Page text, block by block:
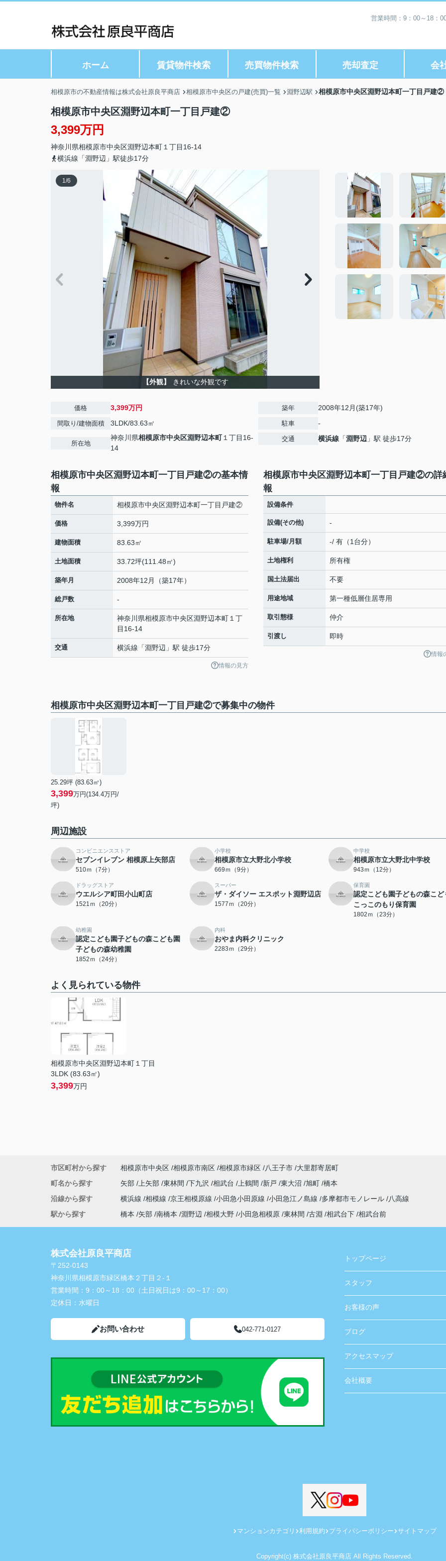
営業時間：9：00～18：
ホーム 賃貸物件検索 売買物件検索 売却査定 会
相模原市の不動産情報は株式会社原良平商店 相模原市中央区の戸建(売買)一覧 淵野辺駅 相模原市中央区淵野辺本町一丁目戸建②
相模原市中央区淵野辺本町一丁目戸建②
3,399万円
神奈川県相模原市中央区淵野辺本町 １丁目16-14
横浜線「淵野辺」駅徒歩17分
1/6
【外観】 きれいな外観です
価格 3,399万円
間取り/建物面積 3LDK/83.63㎡
所在地
神奈川県相模原市中央区淵野辺本町１丁目16-
14
築年 2008年12月(築17年)
駐車 -
交通 横浜線 「淵野辺 」駅 徒歩17分
相模原市中央区淵野辺本町一丁目戸建②の基本情
報
物件名 相模原市中央区淵野辺本町一丁目戸建②
価格 3,399万円
建物面積 83.63㎡
土地面積 33.72坪(111.48㎡)
築年月 2008年12月（築17年）
総戸数 -
所在地 神奈川県相模原市中央区淵野辺本町 １丁
目16-14
交通 横浜線 「淵野辺 」駅 徒歩17分
情報の見方
相模原市中央区淵野辺本町一丁目戸建②の詳
報
設備条件
設備(その他) -
駐車場/月額 -/ 有（1台分）
土地権利 所有権
国土法届出 不要
用途地域 第一種低層住居専用
取引態様 仲介
引渡し 即時
情報
相模原市中央区淵野辺本町一丁目戸建②で募集中の物件
25.29坪 (83.63㎡)
3,399万円(134.4万円/
坪)
周辺施設
コンビニエンスストア
セブンイレブン 相模原上矢部店
510ｍ（7分）
小学校
相模原市立大野北小学校
669ｍ（9分）
中学校
相模原市立大野北中学校
943ｍ（12分）
ドラッグストア
ウエルシア町田小山町店
1521ｍ（20分）
スーパー
ザ・ダイソー エスポット淵野辺店
1577ｍ（20分）
保育園
認定こども園子どもの森こど
こっこのもり保育園
1802ｍ（23分）
幼稚園
認定こども園子どもの森こども園
子どもの森幼稚園
1852ｍ（24分）
内科
おやま内科クリニック
2283ｍ（29分）
よく見られている物件
相模原市中央区淵野辺本町１丁目
3LDK (83.63㎡)
3,399万円
市区町村から探す 相模原市中央区 相模原市南区 相模原市緑区 八王子市 大里郡寄居町
町名から探す
矢部 上矢部 東林間 下九沢 相武台 上鶴間 新戸 東大沼 旭町 橋本
沿線から探す
横浜線 相模線 京王相模原線 小田急小田原線 小田急江ノ島線 多摩都市モノレール
八高線
駅から探す
橋本 矢部 南橋本 淵野辺 相模大野 小田急相模原 東林間 古淵 相武台下 相武台前
株式会社原良平商店
〒252-0143
神奈川県相模原市緑区橋本２丁目２-１
営業時間： 9：00～18：00（土日祝日は9：00～17：00）
定休日： 水曜日
お問い合わせ 042-771-0127
トップページ
スタッフ
お客様の声
ブログ
アクセスマップ
会社概要
マンションカテゴリ 利用規約 プライバシーポリシー サイトマップ
Copyright(c) 株式会社原良平商店 All Rights Reserved.